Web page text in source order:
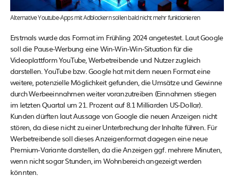
Alternative Youtube-Apps mit Adblockern sollen bald nicht mehr funktionieren
Erstmals wurde das Format im Frühling 2024 angetestet. Laut Google
soll die Pause-Werbung eine Win-Win-Win-Situation für die
Videoplattform YouTube, Werbetreibende und Nutzer zugleich
darstellen. YouTube bzw. Google hat mit dem neuen Format eine
weitere, potenzielle Möglichkeit gefunden, die Umsätze und Gewinne
durch Werbeeinnahmen weiter voranzutreiben (Einnahmen stiegen
im letzten Quartal um 21. Prozent auf 8.1 Milliarden US-Dollar).
Kunden dürften laut Aussage von Google die neuen Anzeigen nicht
stören, da diese nicht zu einer Unterbrechung der Inhalte führen. Für
Werbetreibende soll dieses Anzeigenformat dagegen eine neue
Premium-Variante darstellen, da die Anzeigen ggf. mehrere Minuten,
wenn nicht sogar Stunden, im Wohnbereich angezeigt werden
könnten.